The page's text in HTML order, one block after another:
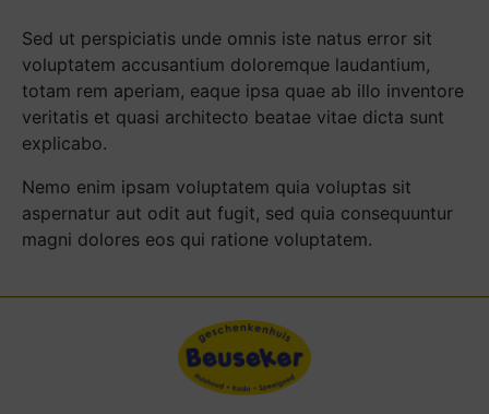
Sed ut perspiciatis unde omnis iste natus error sit
voluptatem accusantium doloremque laudantium,
totam rem aperiam, eaque ipsa quae ab illo inventore
veritatis et quasi architecto beatae vitae dicta sunt
explicabo.
Nemo enim ipsam voluptatem quia voluptas sit
aspernatur aut odit aut fugit, sed quia consequuntur
magni dolores eos qui ratione voluptatem.